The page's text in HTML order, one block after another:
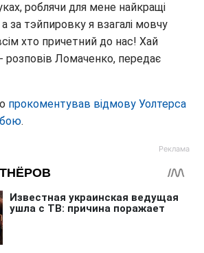
роблячи для мене найкращі
а за тэйпировку я взагалі мовчу
хто причетний до нас! Хай
Ломаченко, передає
прокоментував відмову Уолтерса
бою.